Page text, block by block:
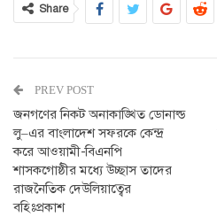
Share
PREV POST
জনগণের নিকট অনাকাঙ্খিত ডোনাল্ড
লু–এর বাংলাদেশ সফরকে কেন্দ্র
করে আওয়ামী-বিএনপি
শাসকগোষ্ঠীর মধ্যে উচ্ছাস তাদের
রাজনৈতিক দেউলিয়াত্বের
বহিঃপ্রকাশ